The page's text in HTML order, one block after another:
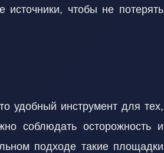
чтобы не потерять
удобный инструмент для тех,
соблюдать осторожность и
подходе такие площадки